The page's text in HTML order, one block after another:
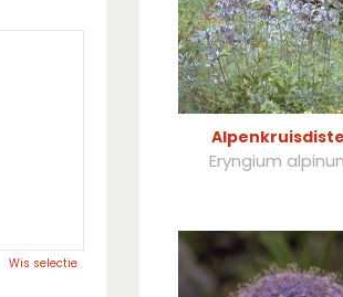
Eryngium
Wis selectie